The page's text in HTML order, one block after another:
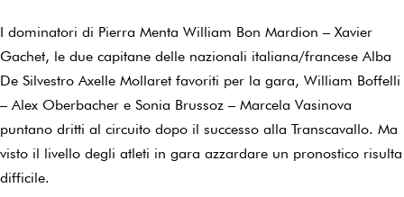
I dominatori di Pierra Menta William Bon Mardion – Xavier
Gachet, le due capitane delle nazionali italiana/francese Alba
De Silvestro Axelle Mollaret favoriti per la gara, William Boffelli
– Alex Oberbacher e Sonia Brussoz – Marcela Vasinova
puntano dritti al circuito dopo il successo alla Transcavallo. Ma
visto il livello degli atleti in gara azzardare un pronostico risulta
difficile.